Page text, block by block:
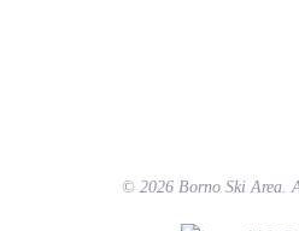
© 2026Borno Ski Area.